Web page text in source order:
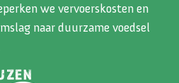
we vervoerskosten en
naar duurzame voedsel